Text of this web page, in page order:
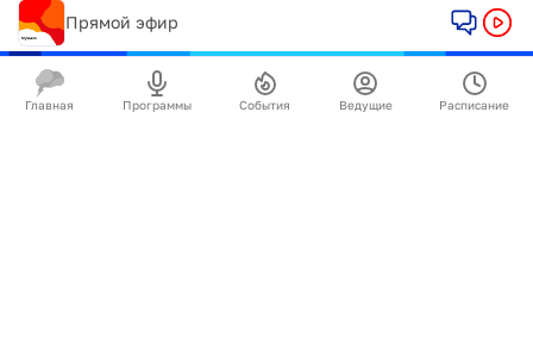
Прямой эфир
Главная Программы События Ведущие Расписание